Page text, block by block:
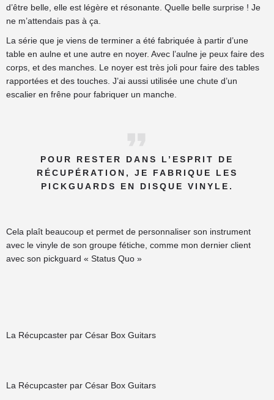
d’être belle, elle est légère et résonante. Quelle belle surprise ! Je
ne m’attendais pas à ça.
La série que je viens de terminer a été fabriquée à partir d’une
table en aulne et une autre en noyer. Avec l’aulne je peux faire des
corps, et des manches. Le noyer est très joli pour faire des tables
rapportées et des touches. J’ai aussi utilisée une chute d’un
escalier en frêne pour fabriquer un manche.
POUR RESTER DANS L’ESPRIT DE
RÉCUPÉRATION, JE FABRIQUE LES
PICKGUARDS EN DISQUE VINYLE.
Cela plaît beaucoup et permet de personnaliser son instrument
avec le vinyle de son groupe fétiche, comme mon dernier client
avec son pickguard « Status Quo »
La Récupcaster par César Box Guitars
La Récupcaster par César Box Guitars